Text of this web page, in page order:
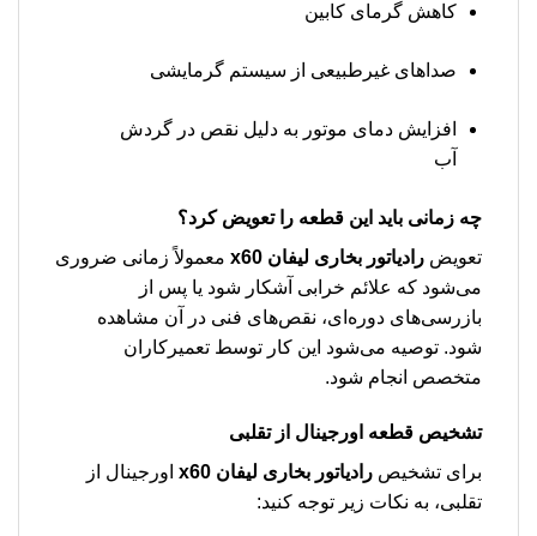
کاهش گرمای کابین
صداهای غیرطبیعی از سیستم گرمایشی
افزایش دمای موتور به دلیل نقص در گردش
آب
چه زمانی باید این قطعه را تعویض کرد؟
تعویض رادیاتور بخاری لیفان x60
معمولاً زمانی ضروری
می‌شود که علائم خرابی آشکار شود یا پس از
بازرسی‌های دوره‌ای، نقص‌های فنی در آن مشاهده
شود. توصیه می‌شود این کار توسط تعمیرکاران
متخصص انجام شود.
تشخیص قطعه اورجینال از تقلبی
برای تشخیص رادیاتور بخاری لیفان x60
اورجینال از
تقلبی، به نکات زیر توجه کنید: